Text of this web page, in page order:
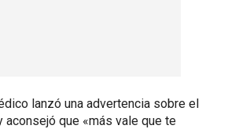
lanzó una advertencia sobre el
aconsejó que «más vale que te